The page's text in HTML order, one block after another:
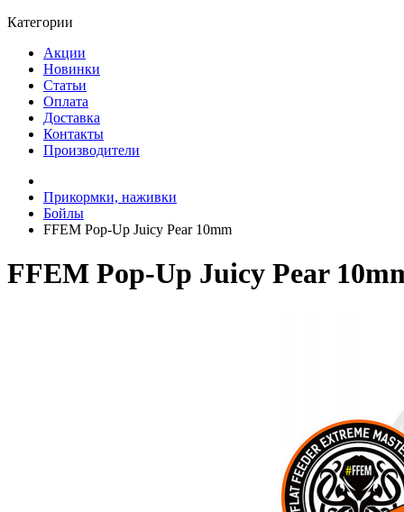
Категории
Акции
Новинки
Статьи
Оплата
Доставка
Контакты
Производители
Прикормки, наживки
Бойлы
FFEM Pop-Up Juicy Pear 10mm
FFEM Pop-Up Juicy Pear